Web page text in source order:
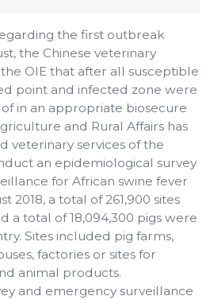
the first outbreak
the Chinese veterinary
OIE that after all susceptible
point and infected zone were
in an appropriate biosecure
and Rural Affairs has
veterinary services of the
an epidemiological survey
for African swine fever
2018, a total of 261,900 sites
a total of 18,094,300 pigs were
Sites included pig farms,
factories or sites for
animal products.
and emergency surveillance